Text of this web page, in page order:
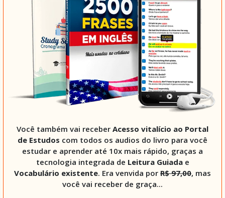
Você também vai receber Acesso vitalício ao Portal
de Estudos com todos os audios do livro para você
estudar e aprender até 10x mais rápido, graças a
tecnologia integrada de Leitura Guiadae
Vocabulário existente. Era venvida por R$ 97,00, mas
você vai receber de graça...